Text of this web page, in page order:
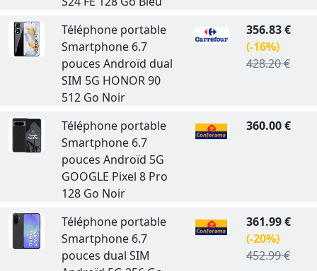
Téléphone portable
Smartphone 6.7
pouces Androïd dual
SIM 5G HONOR 90
512 Go Noir
356.83 €
(-16%)
428.20 €
Téléphone portable
Smartphone 6.7
pouces Androïd 5G
GOOGLE Pixel 8 Pro
128 Go Noir
360.00 €
Téléphone portable
Smartphone 6.7
pouces dual SIM
361.99 €
(-20%)
452.99 €